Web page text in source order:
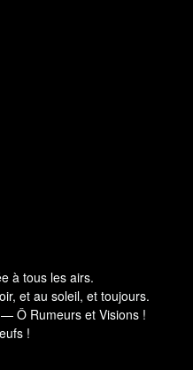
à tous les airs.
et au soleil, et toujours.
Ô Rumeurs et Visions !
!